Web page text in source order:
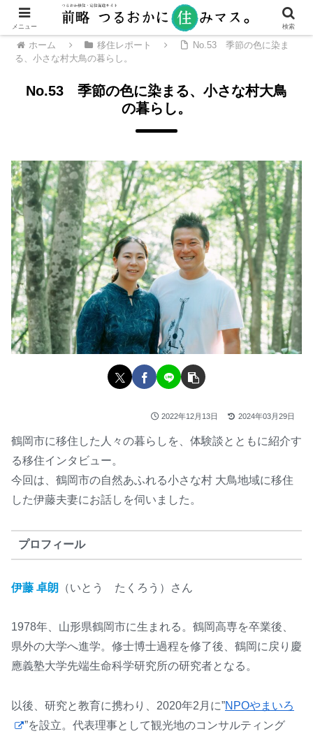
ホーム 移住レポート
No.53 季節の色に染ま
る、小さな村大鳥の暮らし。
No.53 季節の色に染まる、小さな村大鳥
の暮らし。
2022年12月13日 2024年03月29日
鶴岡市に移住した人々の暮らしを、体験談とともに紹介す
る移住インタビュー。
今回は、鶴岡市の自然あふれる小さな村 大鳥地域に移住
した伊藤夫妻にお話しを伺いました。
プロフィール
伊藤 卓朗 （いとう たくろう）さん
1978年、山形県鶴岡市に生まれる。鶴岡高専を卒業後、
県外の大学へ進学。修士博士過程を修了後、鶴岡に戻り慶
應義塾大学先端生命科学研究所の研究者となる。
以後、研究と教育に携わり、2020年2月に”NPOやまいろ
”を設立。代表理事として観光地のコンサルティング
メニュー 検索